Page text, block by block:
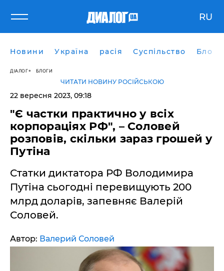
RU
Новини Україна расія Суспільство Блоги
ДІАЛОГ БЛОГИ
ЧИТАТИ НОВИНУ РОСІЙСЬКОЮ
22 вересня 2023, 09:18
"Є частки практично у всіх
корпораціях РФ", – Соловей
розповів, скільки зараз грошей у
Путіна
Статки диктатора РФ Володимира
Путіна сьогодні перевищують 200
млрд доларів, запевняє Валерій
Соловей.
Автор: Валерий Соловей